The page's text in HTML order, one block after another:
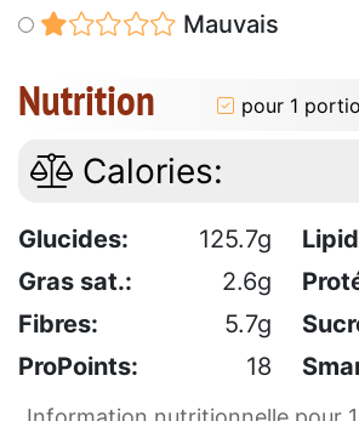
Mauvais
Nutrition pour 1
Calories:
Glucides: 125.7g
Gras sat.:
2.6g
Fibres:
5.7g
ProPoints:
18